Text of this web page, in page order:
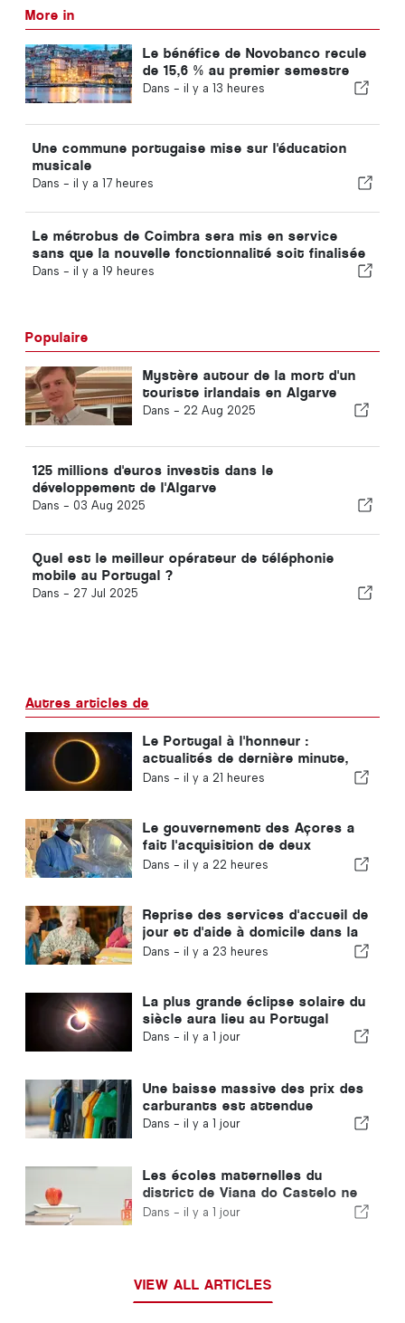
More in
Le bénéfice de Novobanco recule
de 15,6 % au premier semestre
Dans - il y a 13 heures
Une commune portugaise mise sur l'éducation
musicale
Dans - il y a 17 heures
Le métrobus de Coimbra sera mis en service
sans que la nouvelle fonctionnalité soit finalisée
Dans - il y a 19 heures
Populaire
Mystère autour de la mort d'un
touriste irlandais en Algarve
Dans - 22 Aug 2025
125 millions d'euros investis dans le
développement de l'Algarve
Dans - 03 Aug 2025
Quel est le meilleur opérateur de téléphonie
mobile au Portugal ?
Dans - 27 Jul 2025
Autres articles de
Le Portugal à l'honneur :
actualités de dernière minute,
tendances touristiques et les
Dans - il y a 21 heures
Le gouvernement des Açores a
fait l'acquisition de deux
nouveaux systèmes de chirurgie
Dans - il y a 22 heures
Reprise des services d'accueil de
jour et d'aide à domicile dans la
commune de Portugal
Dans - il y a 23 heures
La plus grande éclipse solaire du
siècle aura lieu au Portugal
Dans - il y a 1 jour
Une baisse massive des prix des
carburants est attendue
Dans - il y a 1 jour
Les écoles maternelles du
district de Viana do Castelo ne
fermeront pas au Portugal
Dans - il y a 1 jour
VIEW ALL ARTICLES